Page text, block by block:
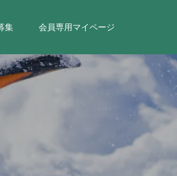
集 会員専用マイページ